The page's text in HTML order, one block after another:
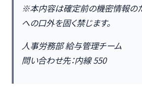
※本内容は確定前の機密情報の
への口外を固く禁じます。
人事労務部 給与管理チーム
問い合わせ先：内線 550